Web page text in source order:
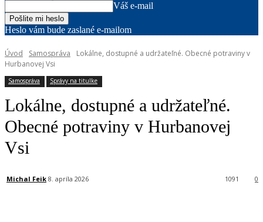
Váš e-mail
Heslo vám bude zaslané e-mailom
Úvod Samospráva
Lokálne, dostupné a udržateľné. Obecné potraviny v
Hurbanovej Vsi
Samospráva Správy na titulke
Lokálne, dostupné a udržateľné.
Obecné potraviny v Hurbanovej
Vsi
Michal Feik 8. apríla 2026 0
1091